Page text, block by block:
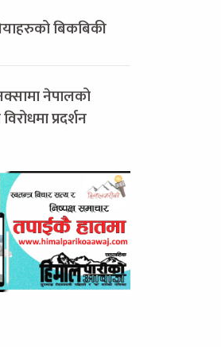
बिकबिकी
नेपालको
प्रदर्शन